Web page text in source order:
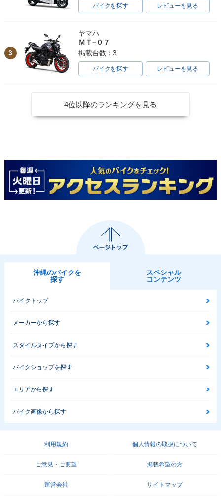
バイクを探す レビューを見る
3
ヤマハ
ＭＴ−０７
掲載台数：3
バイクを探す レビューを見る
4位以降のランキングを見る
沖縄のバイクを
探す
スペシャル
コンテンツ
バイクトップ
メーカーから探す
スタイルタイプから探す
バイクショップを探す
エリアから探す
バイク画像から探す
利用規約 個人情報の取扱について
ご意見・ご要望 掲載希望の方
運営会社 サイトマップ